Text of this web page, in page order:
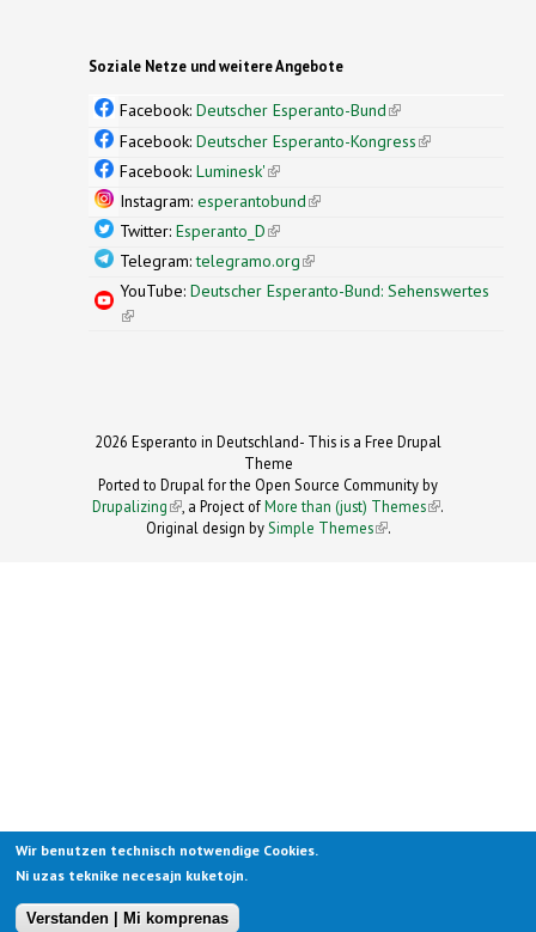
Soziale Netze und weitere Angebote
Facebook: Deutscher Esperanto-Bund(link is
external)
Facebook: Deutscher Esperanto-Kongress(link is
Facebook: Luminesk'(link is external)
Instagram: esperantobund(link is external)
Twitter: Esperanto_D(link is external)
Telegram:telegramo.org(link is external)
YouTube: Deutscher Esperanto-Bund: Sehenswertes
(link is external)
2026 Esperanto in Deutschland- This is a Free Drupal
Theme
Ported to Drupal for the Open Source Community by
Drupalizing(link is external)
, a Project ofMore than (just) Themes (link is
.
Original design by Simple Themes
(link is
.
Wir benutzen technisch notwendige Cookies.
Ni uzas teknike necesajn kuketojn.
Verstanden | Mi komprenas